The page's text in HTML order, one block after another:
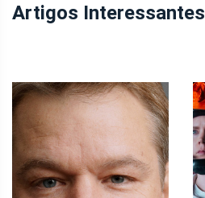
Artigos Interessantes